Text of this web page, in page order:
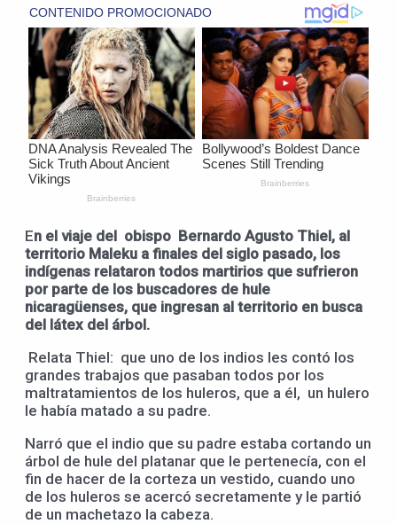
En el viaje del obispo Bernardo Agusto Thiel, al
territorio Maleku a finales del siglo pasado, los
indígenas relataron todos martirios que sufrieron
por parte de los buscadores de hule
nicaragüenses, que ingresan al territorio en busca
del látex del árbol.
Relata Thiel: que uno de los indios les contó los
grandes trabajos que pasaban todos por los
maltratamientos de los huleros, que a él, un hulero
le había matado a su padre.
Narró que el indio que su padre estaba cortando un
árbol de hule del platanar que le pertenecía, con el
fin de hacer de la corteza un vestido, cuando uno
de los huleros se acercó secretamente y le partió
de un machetazo la cabeza.